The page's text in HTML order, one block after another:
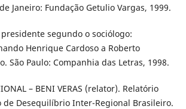
Janeiro: Fundação Getulio Vargas, 1999.
presidente segundo o sociólogo:
Henrique Cardoso a Roberto
São Paulo: Companhia das Letras, 1998.
– BENI VERAS (relator). Relatório
de Desequilíbrio Inter-Regional Brasileiro.